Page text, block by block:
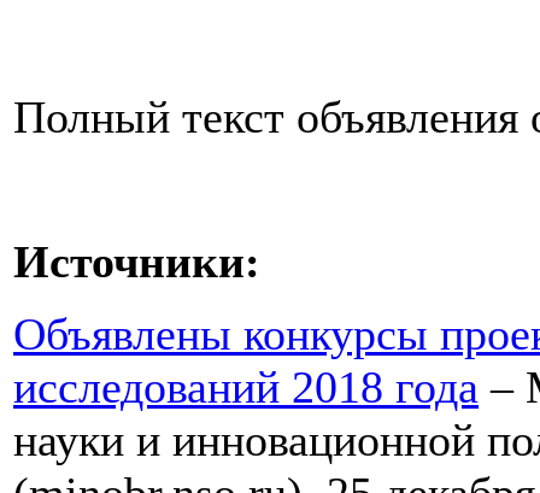
Полный текст
Источники:
Объявлены конкурсы
исследований 2018 года –
науки и инновационной